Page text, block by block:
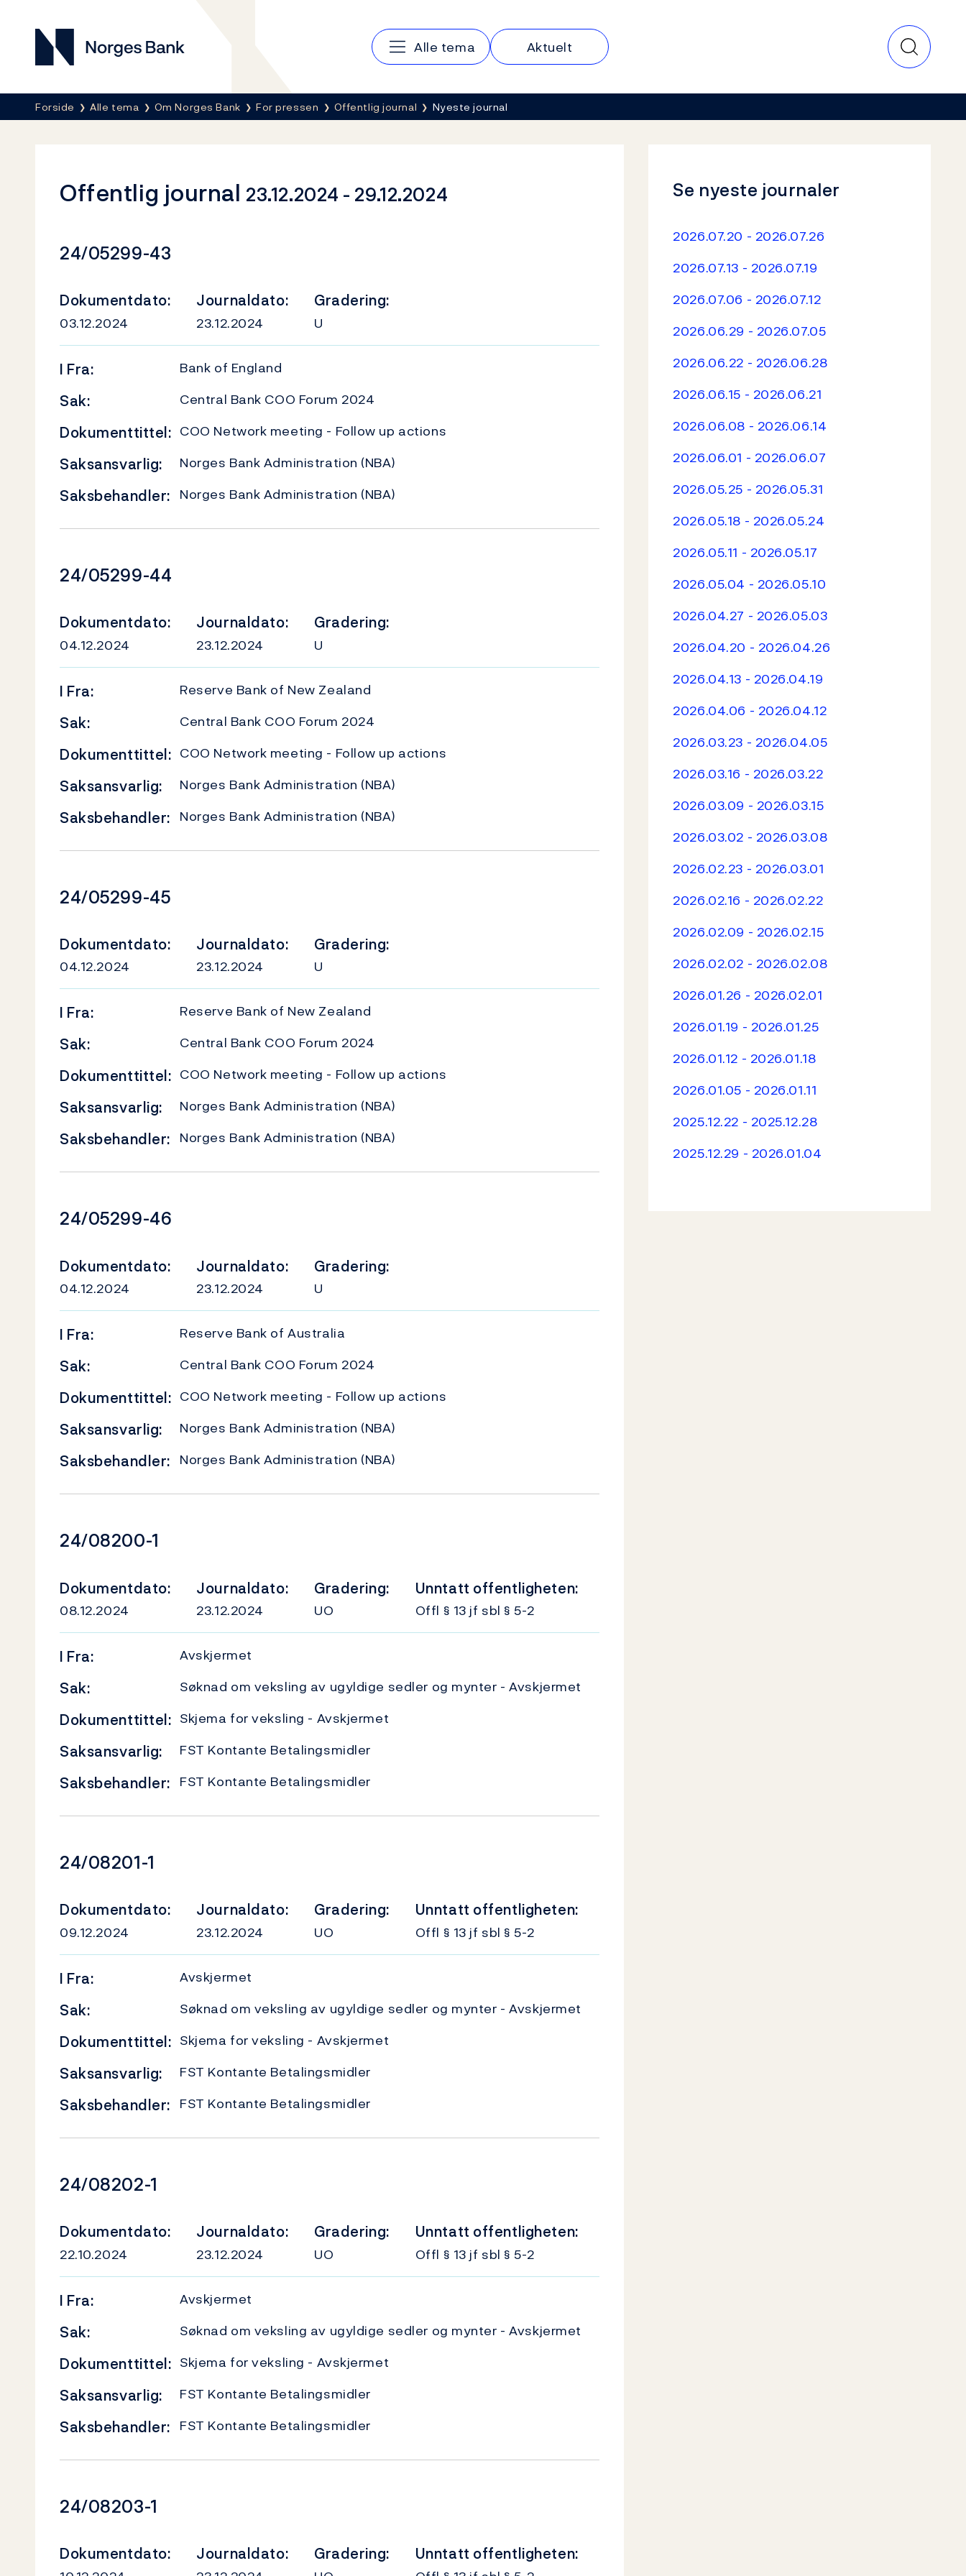
Norges Bank
Hovedmeny
Alle tema Aktuelt
Her er du nå:
Forside Alle tema Om Norges Bank For pressen Offentlig journal Nyeste journal
Offentlig journal 23.12.2024 - 29.12.2024
Dokumentnummer
24/05299-43
Dokumentdato:
03.12.2024
Journaldato:
23.12.2024
Gradering:
U
I Fra: Bank of England
Sak: Central Bank COO Forum 2024
Dokumenttittel: COO Network meeting - Follow up actions
Saksansvarlig: Norges Bank Administration (NBA)
Saksbehandler: Norges Bank Administration (NBA)
Dokumentnummer
24/05299-44
Dokumentdato:
04.12.2024
Journaldato:
23.12.2024
Gradering:
U
I Fra: Reserve Bank of New Zealand
Sak: Central Bank COO Forum 2024
Dokumenttittel: COO Network meeting - Follow up actions
Saksansvarlig: Norges Bank Administration (NBA)
Saksbehandler: Norges Bank Administration (NBA)
Dokumentnummer
24/05299-45
Dokumentdato:
04.12.2024
Journaldato:
23.12.2024
Gradering:
U
I Fra: Reserve Bank of New Zealand
Sak: Central Bank COO Forum 2024
Dokumenttittel: COO Network meeting - Follow up actions
Saksansvarlig: Norges Bank Administration (NBA)
Saksbehandler: Norges Bank Administration (NBA)
Dokumentnummer
24/05299-46
Dokumentdato:
04.12.2024
Journaldato:
23.12.2024
Gradering:
U
I Fra: Reserve Bank of Australia
Sak: Central Bank COO Forum 2024
Dokumenttittel: COO Network meeting - Follow up actions
Saksansvarlig: Norges Bank Administration (NBA)
Saksbehandler: Norges Bank Administration (NBA)
Dokumentnummer
24/08200-1
Dokumentdato:
08.12.2024
Journaldato:
23.12.2024
Gradering:
UO
Unntatt offentligheten:
Offl § 13 jf sbl § 5-2
I Fra: Avskjermet
Sak: Søknad om veksling av ugyldige sedler og mynter - Avskjermet
Dokumenttittel: Skjema for veksling - Avskjermet
Saksansvarlig: FST Kontante Betalingsmidler
Saksbehandler: FST Kontante Betalingsmidler
Dokumentnummer
24/08201-1
Dokumentdato:
09.12.2024
Journaldato:
23.12.2024
Gradering:
UO
Unntatt offentligheten:
Offl § 13 jf sbl § 5-2
I Fra: Avskjermet
Sak: Søknad om veksling av ugyldige sedler og mynter - Avskjermet
Dokumenttittel: Skjema for veksling - Avskjermet
Saksansvarlig: FST Kontante Betalingsmidler
Saksbehandler: FST Kontante Betalingsmidler
Dokumentnummer
24/08202-1
Dokumentdato:
22.10.2024
Journaldato:
23.12.2024
Gradering:
UO
Unntatt offentligheten:
Offl § 13 jf sbl § 5-2
I Fra: Avskjermet
Sak: Søknad om veksling av ugyldige sedler og mynter - Avskjermet
Dokumenttittel: Skjema for veksling - Avskjermet
Saksansvarlig: FST Kontante Betalingsmidler
Saksbehandler: FST Kontante Betalingsmidler
Dokumentnummer
24/08203-1
Dokumentdato: Journaldato: Gradering: Unntatt offentligheten:
Se nyeste journaler
2026.07.20 - 2026.07.26
2026.07.13 - 2026.07.19
2026.07.06 - 2026.07.12
2026.06.29 - 2026.07.05
2026.06.22 - 2026.06.28
2026.06.15 - 2026.06.21
2026.06.08 - 2026.06.14
2026.06.01 - 2026.06.07
2026.05.25 - 2026.05.31
2026.05.18 - 2026.05.24
2026.05.11 - 2026.05.17
2026.05.04 - 2026.05.10
2026.04.27 - 2026.05.03
2026.04.20 - 2026.04.26
2026.04.13 - 2026.04.19
2026.04.06 - 2026.04.12
2026.03.23 - 2026.04.05
2026.03.16 - 2026.03.22
2026.03.09 - 2026.03.15
2026.03.02 - 2026.03.08
2026.02.23 - 2026.03.01
2026.02.16 - 2026.02.22
2026.02.09 - 2026.02.15
2026.02.02 - 2026.02.08
2026.01.26 - 2026.02.01
2026.01.19 - 2026.01.25
2026.01.12 - 2026.01.18
2026.01.05 - 2026.01.11
2025.12.22 - 2025.12.28
2025.12.29 - 2026.01.04